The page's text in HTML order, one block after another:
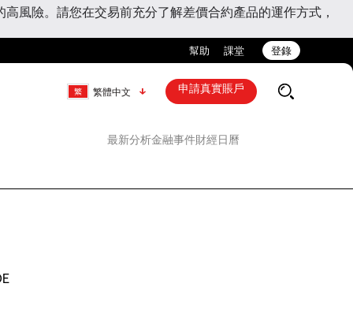
風險。請您在交易前充分了解差價合約產品的運作方式，
幫助 課堂 登錄
繁體中文 申請真實賬戶
最新分析金融事件財經日曆